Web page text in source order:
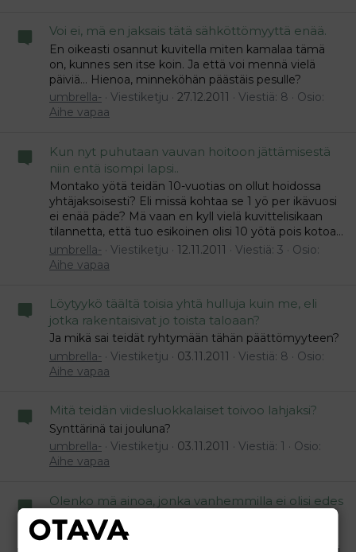
Voi ei, mä en jaksais tätä sähköttömyyttä enää.
En oikeasti osannut kuvitella miten kamalaa tämä
on, kunnes sen itse koin. Ja että voi mennä vielä
päiviä... Hienoa, minneköhän päästäis pesulle?
umbrella-
Viestiketju 27.12.2011 Viestiä: 8
Osio:
Aihe vapaa
Kun nyt puhutaan vauvan hoitoon jättämisestä
niin entä isompi lapsi..
Montako yötä teidän 10-vuotias on ollut hoidossa
yhtäjaksoisesti? Eli missä kohtaa se 1 yö per ikävuosi
ei enää päde? Mä vaan en kyll vielä kuvittelisikaan
tilannetta, että tuo esikoinen olisi 10 yötä pois kotoa...
umbrella-
Viestiketju 12.11.2011 Viestiä: 3
Osio:
Aihe vapaa
Löytyykö täältä toisia yhtä hulluja kuin me, eli
jotka rakentaisivat jo toista taloaan?
Ja mikä sai teidät ryhtymään tähän päättömyyteen?
umbrella-
Viestiketju 03.11.2011 Viestiä: 8
Osio:
Aihe vapaa
Mitä teidän viidesluokkalaiset toivoo lahjaksi?
Synttärinä tai jouluna?
umbrella-
Viestiketju 03.11.2011 Viestiä: 1
Osio:
Aihe vapaa
Olenko mä ainoa, jonka vanhemmilla ei olisi edes
varaa auttaa meitä?
Tuosta toisesta ketjusta vaan tuli mieleeni. Meillä on